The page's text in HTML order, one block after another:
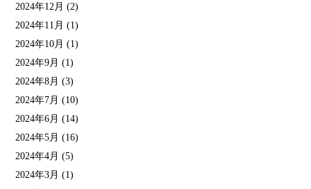
2024年12月 (2)
2024年11月 (1)
2024年10月 (1)
2024年9月 (1)
2024年8月 (3)
2024年7月 (10)
2024年6月 (14)
2024年5月 (16)
2024年4月 (5)
2024年3月 (1)